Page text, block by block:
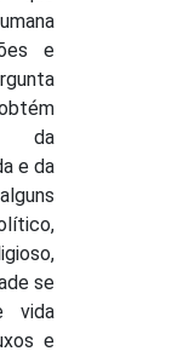
e
da
e da
se
vida
e